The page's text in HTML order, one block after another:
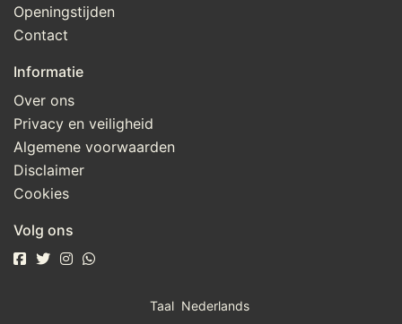
Openingstijden
Contact
Informatie
Over ons
Privacy en veiligheid
Algemene voorwaarden
Disclaimer
Cookies
Volg ons
Taal